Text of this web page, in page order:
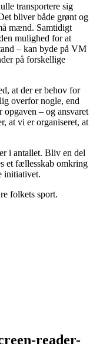
transportere sig
bliver både grønt og
mænd. Samtidigt
mulighed for at
– kan byde på VM
på forskellige
at der er behov for
overfor nogle, end
– og ansvaret
at vi er organiseret, at
i antallet. Bliv en del
et fællesskab omkring
initiativet.
folkets sport.
reader-